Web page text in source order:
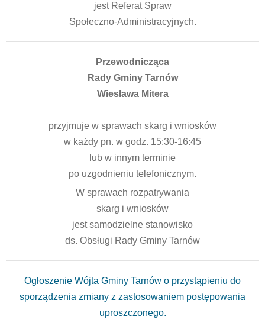
jest Referat Spraw
Społeczno-Administracyjnych.
Przewodnicząca
Rady Gminy Tarnów
Wiesława Mitera
przyjmuje w sprawach skarg i wniosków
w każdy pn. w godz. 15:30-16:45
lub w innym terminie
po uzgodnieniu telefonicznym.
W sprawach rozpatrywania
skarg i wniosków
jest samodzielne stanowisko
ds. Obsługi Rady Gminy Tarnów
Ogłoszenie Wójta Gminy Tarnów o przystąpieniu do
sporządzenia zmiany z zastosowaniem postępowania
uproszczonego.